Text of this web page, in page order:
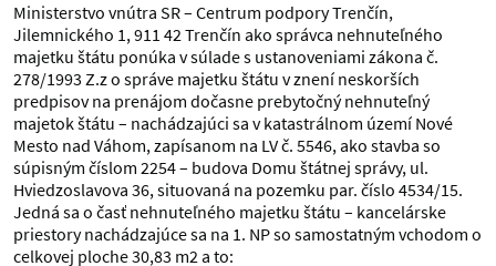
Ministerstvo vnútra SR – Centrum podpory Trenčín,
Jilemnického 1, 911 42 Trenčín ako správca nehnuteľného
majetku štátu ponúka v súlade s ustanoveniami zákona č.
278/1993 Z.z o správe majetku štátu v znení neskorších
predpisov na prenájom dočasne prebytočný nehnuteľný
majetok štátu – nachádzajúci sa v katastrálnom území Nové
Mesto nad Váhom, zapísanom na LV č. 5546, ako stavba so
súpisným číslom 2254 – budova Domu štátnej správy, ul.
Hviedzoslavova 36, situovaná na pozemku par. číslo 4534/15.
Jedná sa o časť nehnuteľného majetku štátu – kancelárske
priestory nachádzajúce sa na 1. NP so samostatným vchodom o
celkovej ploche 30,83 m2 a to: